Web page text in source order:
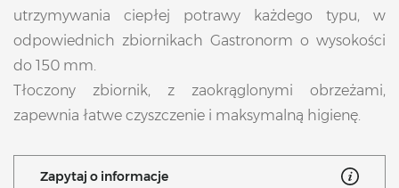
utrzymywania ciepłej potrawy każdego typu, w
odpowiednich zbiornikach Gastronorm o wysokości
do 150 mm.
Tłoczony zbiornik, z zaokrąglonymi obrzeżami,
zapewnia łatwe czyszczenie i maksymalną higienę.
Zapytaj o informacje